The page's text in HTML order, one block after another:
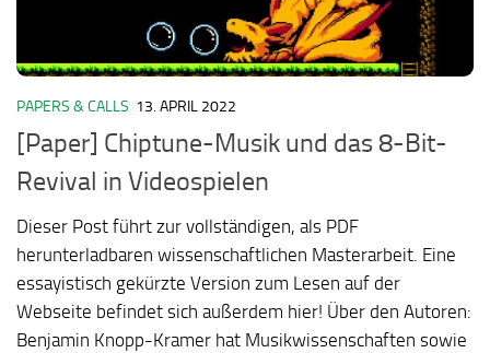
PAPERS & CALLS 13. APRIL 2022
[Paper] Chiptune-Musik und das 8-Bit-
Revival in Videospielen
Dieser Post führt zur vollständigen, als PDF
herunterladbaren wissenschaftlichen Masterarbeit. Eine
essayistisch gekürzte Version zum Lesen auf der
Webseite befindet sich außerdem hier! Über den Autoren:
Benjamin Knopp-Kramer hat Musikwissenschaften sowie